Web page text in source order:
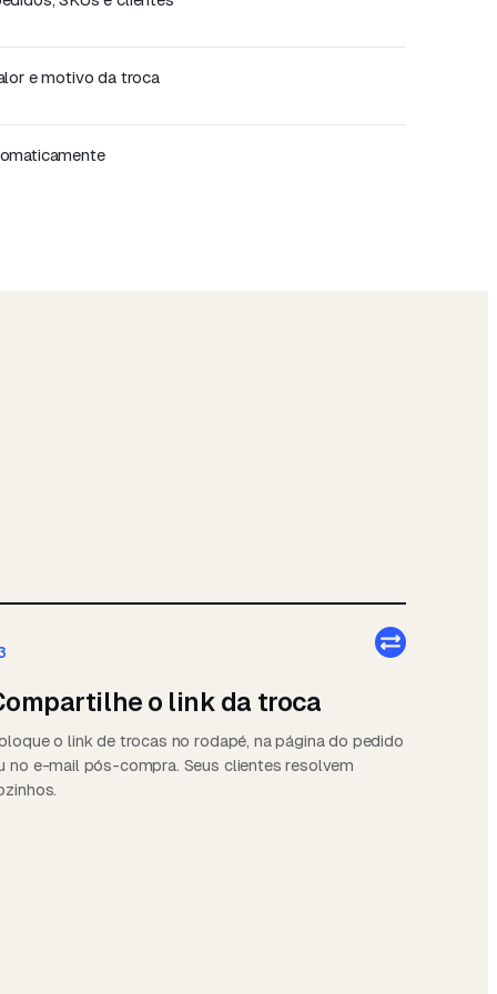
e motivo da troca
o link da troca
o link de trocas no rodapé, na página do pedido
no e-mail pós-compra. Seus clientes resolvem